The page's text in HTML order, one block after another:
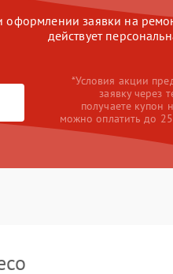
оформлении заявки на
действует
*Условия акции
заявку через
получаете купон
можно оплатить до